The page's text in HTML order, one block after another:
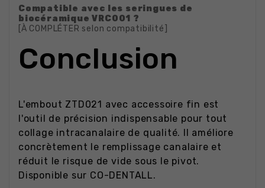
Compatible avec les seringues de
biocéramique VRC001 ?
[À COMPLÉTER selon compatibilité]
Conclusion
L'embout ZTD021 avec accessoire fin est
l'outil de précision indispensable pour tout
collage intracanalaire de qualité. Il améliore
concrètement le remplissage canalaire et
réduit le risque de vide sous le pivot.
Disponible sur CO-DENTALL.